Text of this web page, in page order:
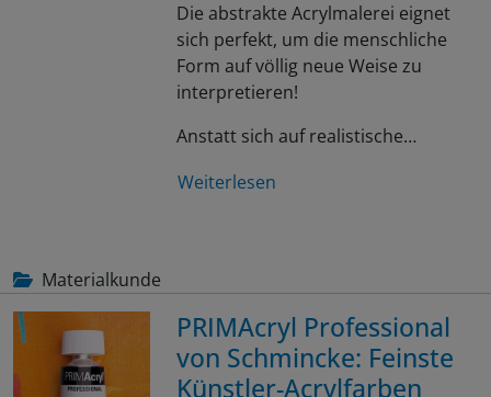
Die abstrakte Acrylmalerei eignet
sich perfekt, um die menschliche
Form auf völlig neue Weise zu
interpretieren!
Anstatt sich auf realistische…
Weiterlesen
Materialkunde
PRIMAcryl Professional
von Schmincke: Feinste
Künstler-Acrylfarben